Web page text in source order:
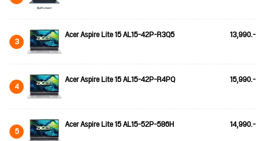
3 Acer Aspire Lite 15 AL15-42P-R3Q5 13,990.-
4 Acer Aspire Lite 15 AL15-42P-R4PQ 15,990.-
5 Acer Aspire Lite 15 AL15-52P-586H 14,990.-